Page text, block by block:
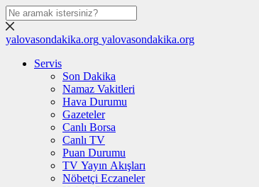
yalovasondakika.org yalovasondakika.org
Servis
Son Dakika
Namaz Vakitleri
Hava Durumu
Gazeteler
Canlı Borsa
Canlı TV
Puan Durumu
TV Yayın Akışları
Nöbetçi Eczaneler